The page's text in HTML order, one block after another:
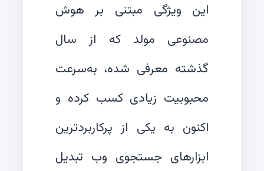
این ویژگی مبتنی بر هوش
مصنوعی مولد که از سال
گذشته معرفی شده، به‌سرعت
محبوبیت زیادی کسب کرده و
اکنون به یکی از پرکاربردترین
ابزارهای جستجوی وب تبدیل